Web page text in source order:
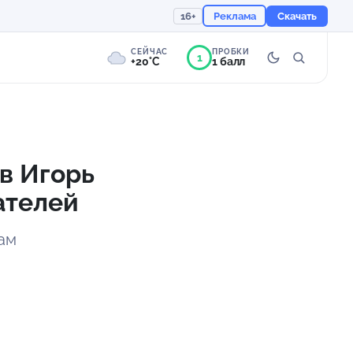
16+ Реклама Скачать
СЕЙЧАС
+20°C
759 мм
1 ПРОБКИ
1 балл
Игорь